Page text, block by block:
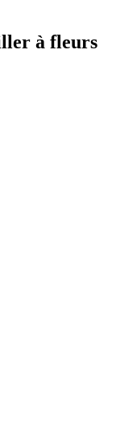
à fleurs